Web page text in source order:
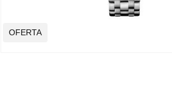
OFERTA